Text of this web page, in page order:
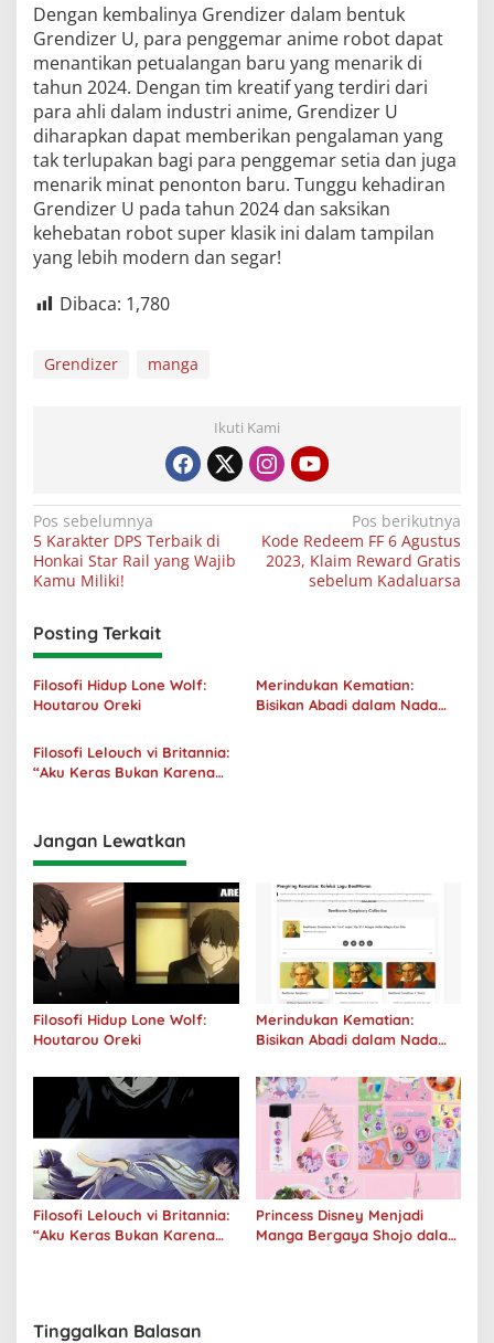
Dengan kembalinya Grendizer dalam bentuk
Grendizer U, para penggemar anime robot dapat
menantikan petualangan baru yang menarik di
tahun 2024. Dengan tim kreatif yang terdiri dari
para ahli dalam industri anime, Grendizer U
diharapkan dapat memberikan pengalaman yang
tak terlupakan bagi para penggemar setia dan juga
menarik minat penonton baru. Tunggu kehadiran
Grendizer U pada tahun 2024 dan saksikan
kehebatan robot super klasik ini dalam tampilan
yang lebih modern dan segar!
Dibaca: 1,780
Grendizer manga
Ikuti Kami
Navigasi
pos
Pos sebelumnya
5 Karakter DPS Terbaik di
Honkai Star Rail yang Wajib
Kamu Miliki!
Pos berikutnya
Kode Redeem FF 6 Agustus
2023, Klaim Reward Gratis
sebelum Kadaluarsa
Posting Terkait
Filosofi Hidup Lone Wolf:
Houtarou Oreki
Merindukan Kematian:
Bisikan Abadi dalam Nada
Filosofi Lelouch vi Britannia:
“Aku Keras Bukan Karena
Jangan Lewatkan
Filosofi Hidup Lone Wolf:
Houtarou Oreki
Merindukan Kematian:
Bisikan Abadi dalam Nada
Filosofi Lelouch vi Britannia:
“Aku Keras Bukan Karena
Princess Disney Menjadi
Manga Bergaya Shojo dalam
Tinggalkan Balasan